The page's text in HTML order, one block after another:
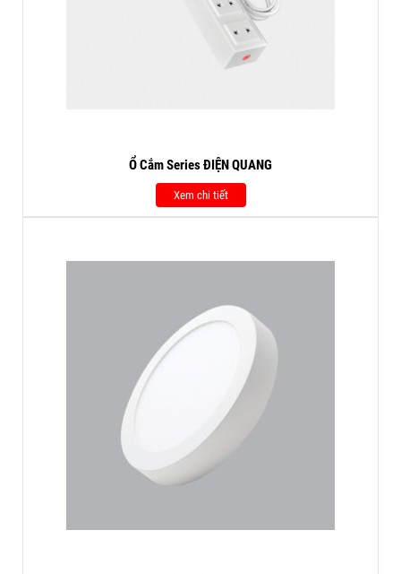
Ổ Cắm Series ĐIỆN QUANG
Xem chi tiết